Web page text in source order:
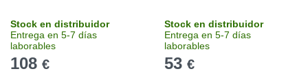
Stock en distribuidor
Entrega en 5-7 días
laborables
108 €
Stock en distribuidor
Entrega en 5-7 días
laborables
53 €